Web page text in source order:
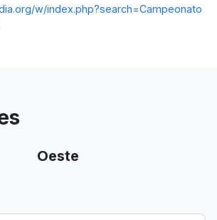
w/index.php?search=Campeonato
Oeste